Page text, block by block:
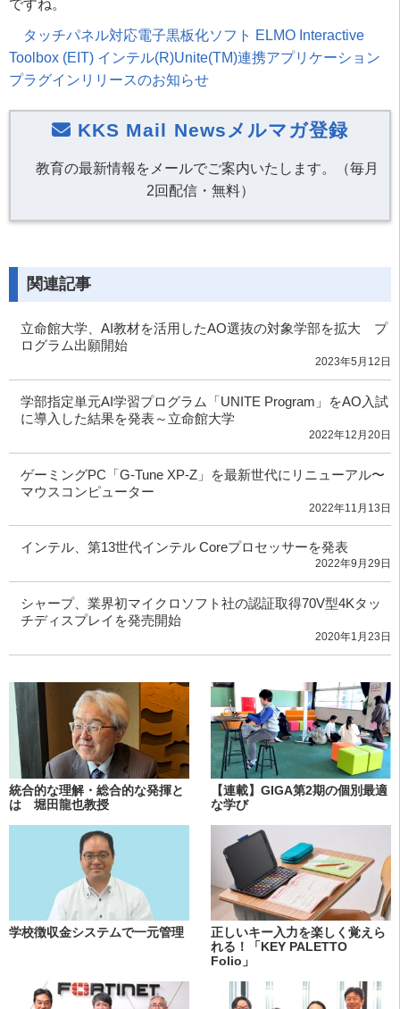
ですね。
タッチパネル対応電子黒板化ソフト ELMO Interactive
Toolbox (EIT) インテル(R)Unite(TM)連携アプリケーション
プラグインリリースのお知らせ
KKS Mail Newsメルマガ登録
教育の最新情報をメールでご案内いたします。（毎月
2回配信・無料）
関連記事
立命館大学、AI教材を活用したAO選抜の対象学部を拡大 プ
ログラム出願開始
2023年5月12日
学部指定単元AI学習プログラム「UNITE Program」をAO入試
に導入した結果を発表～立命館大学
2022年12月20日
ゲーミングPC「G-Tune XP-Z」を最新世代にリニューアル〜
マウスコンピューター
2022年11月13日
インテル、第13世代インテル Coreプロセッサーを発表
2022年9月29日
シャープ、業界初マイクロソフト社の認証取得70V型4Kタッ
チディスプレイを発売開始
2020年1月23日
統合的な理解・総合的な発揮と
は 堀田龍也教授
【連載】GIGA第2期の個別最適
な学び
学校徴収金システムで一元管理
正しいキー入力を楽しく覚えら
れる！「KEY PALETTO
Folio」